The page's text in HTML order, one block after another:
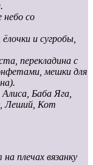
небо со
ёлочки и сугробы,
перекладина с
мешки для
Баба Яга,
Леший, Кот
плечах вязанку